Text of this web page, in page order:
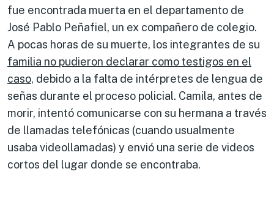
fue encontrada muerta en el departamento de
José Pablo Peñafiel, un ex compañero de colegio.
A pocas horas de su muerte, los integrantes de su
familia no pudieron declarar como testigos en el
caso, debido a la falta de intérpretes de lengua de
señas durante el proceso policial. Camila, antes de
morir, intentó comunicarse con su hermana a través
de llamadas telefónicas (cuando usualmente
usaba videollamadas) y envió una serie de videos
cortos del lugar donde se encontraba.